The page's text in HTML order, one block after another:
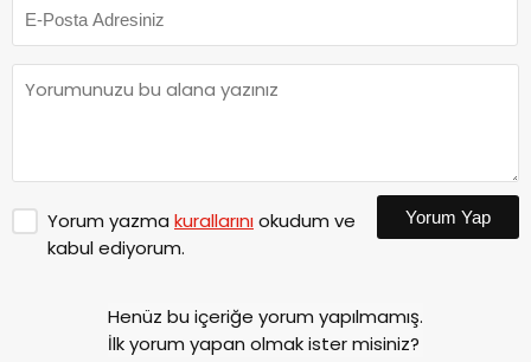
Yorum yazma kurallarınıokudum ve
kabul ediyorum.
Yorum Yap
Henüz bu içeriğe yorum yapılmamış.
İlk yorum yapan olmak ister misiniz?